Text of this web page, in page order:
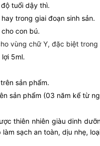
tuổi dậy thì.
trong giai đoạn sinh sản.
con bú.
vùng chữ Y, đặc biệt
lợi 5ml.
sản phẩm.
sản phẩm (03 năm kể từ
thiên nhiên giàu dinh
làm sạch an toàn, dịu nhẹ,